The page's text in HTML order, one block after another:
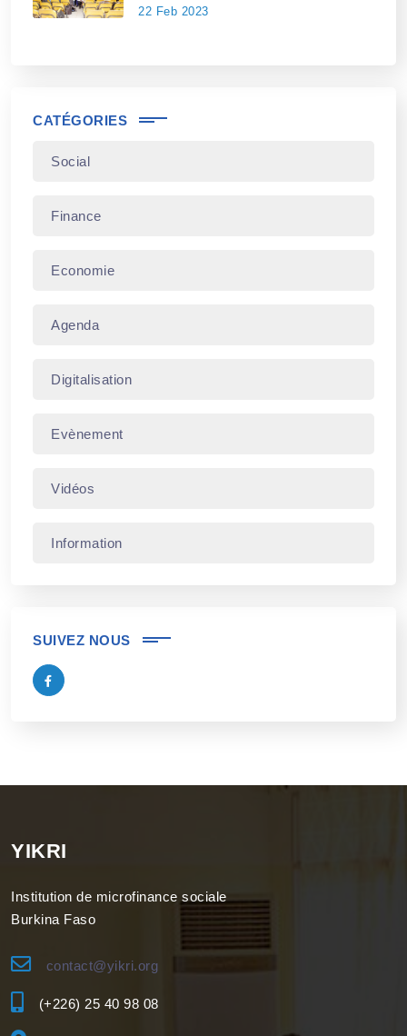
22 Feb 2023
CATÉGORIES
Social
Finance
Economie
Agenda
Digitalisation
Evènement
Vidéos
Information
SUIVEZ NOUS
YIKRI
Institution de microfinance sociale
Burkina Faso
contact@yikri.org
(+226) 25 40 98 08